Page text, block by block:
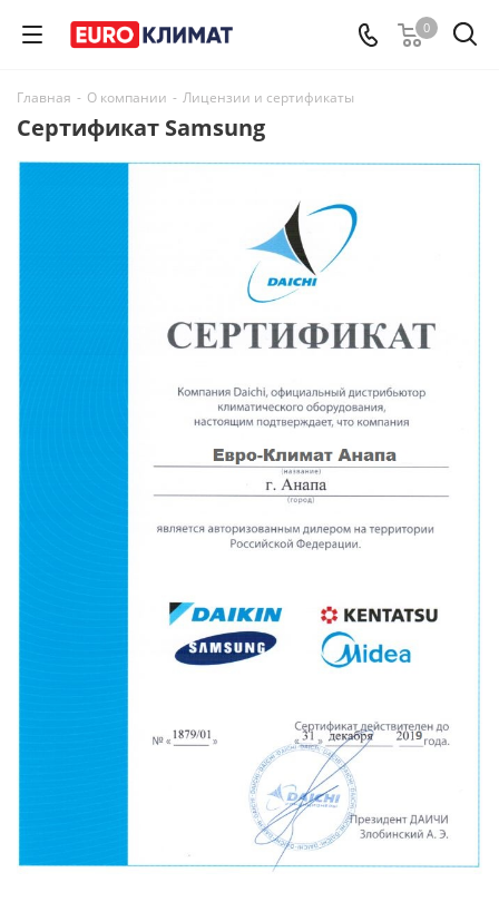
0
Главная - О компании - Лицензии и сертификаты
Сертификат Samsung